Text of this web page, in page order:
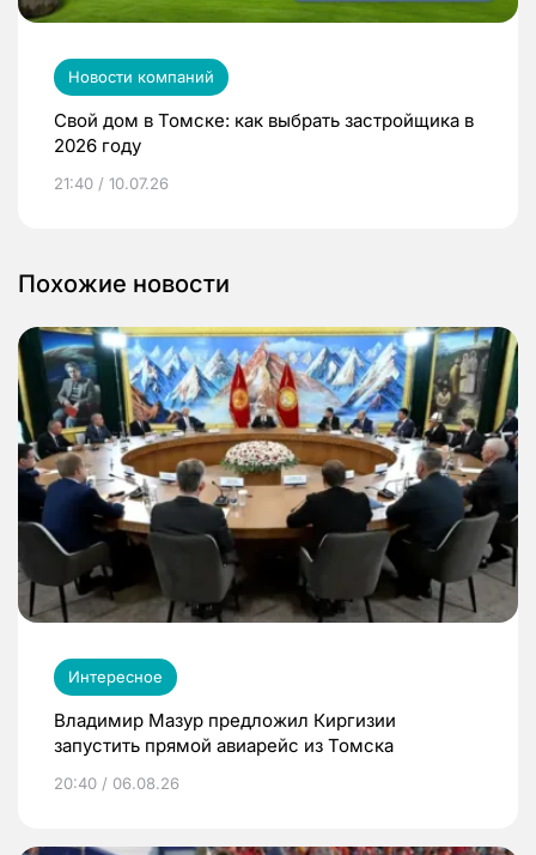
Новости компаний
Свой дом в Томске: как выбрать застройщика в
2026 году
21:40 / 10.07.26
Похожие новости
Интересное
Владимир Мазур предложил Киргизии
запустить прямой авиарейс из Томска
20:40 / 06.08.26